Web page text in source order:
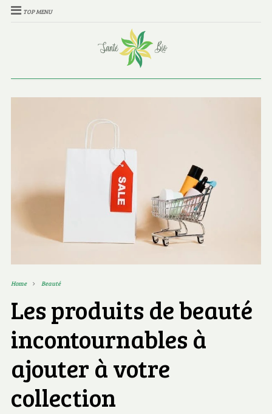
TOP MENU
Home Beauté
Les produits de beauté
incontournables à
ajouter à votre
collection